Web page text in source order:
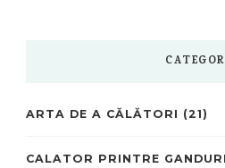
ARTA DE A CĂLĂTORI (21)
CALATOR PRINTRE GANDURI